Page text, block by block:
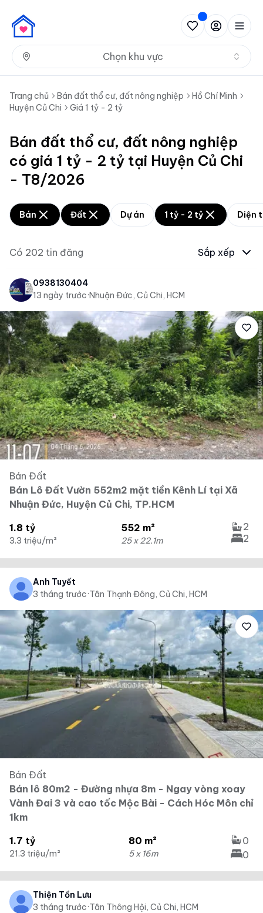
Chọn khu vực
Trang chủ Bán đất thổ cư, đất nông nghiệp
Hồ Chí Minh
Huyện Củ Chi
Giá 1 tỷ - 2 tỷ
Bán đất thổ cư, đất nông nghiệp
có giá 1 tỷ - 2 tỷ tại Huyện Củ Chi
- T8/2026
Bán Đất Dự án 1 tỷ - 2 tỷ Diện
Có 202 tin đăng Sắp xếp
0938130404
13 ngày trước·Nhuận Đức, Củ Chi, HCM
Bán Đất
Bán Lô Đất Vườn 552m2 mặt tiền Kênh Lí tại Xã
Nhuận Đức, Huyện Củ Chi, TP.HCM
1.8 tỷ
3.3 triệu/m²
552 m²
25 x 22.1m
2
2
Ánh Tuyết
3 tháng trước·Tân Thạnh Đông, Củ Chi, HCM
Bán Đất
Bán lô 80m2 - Đường nhựa 8m - Ngay vòng xoay
Vành Đai 3 và cao tốc Mộc Bài - Cách Hóc Môn chỉ
1km
1.7 tỷ
21.3 triệu/m²
80 m²
5 x 16m
0
0
Thiện Tồn Lưu
3 tháng trước·Tân Thông Hội, Củ Chi, HCM